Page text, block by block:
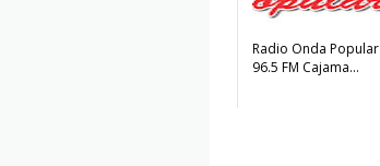
Radio Onda Popular
96.5 FM Cajama...